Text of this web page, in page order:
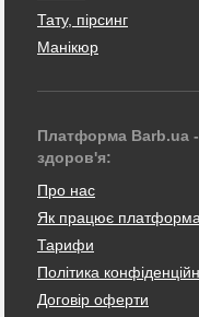
Тату, пірсинг
Манікюр
Платформа Barb.ua -
здоров'я:
Про нас
Як працює
Тарифи
Політика
Договір оферти